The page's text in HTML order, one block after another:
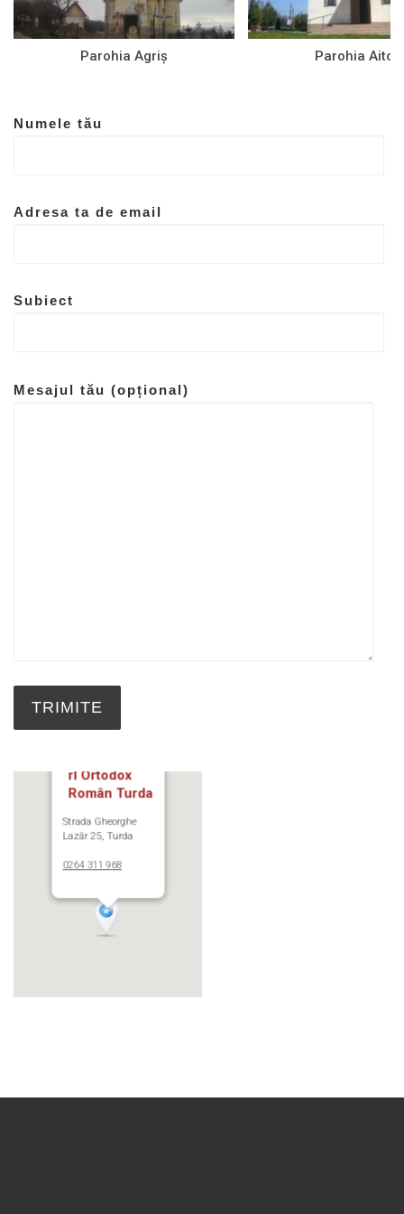
Parohia Agriș Parohia Aiton
Numele tău
Adresa ta de email
Subiect
Mesajul tău (opțional)
rl Ortodox
Român Turda
Strada Gheorghe
Lazăr 25, Turda
0264 311 968